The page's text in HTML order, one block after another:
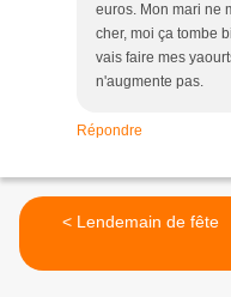
euros. Mon mari ne
cher, moi ça tombe
vais faire mes
n'augmente pas.
Répondre
< Lendemain de fête